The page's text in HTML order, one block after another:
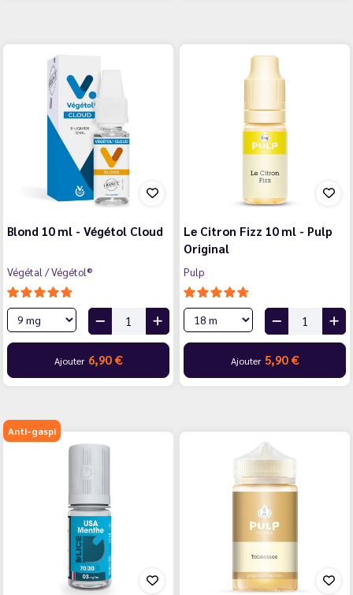
Blond 10 ml - Végétol Cloud
Végétal / Végétol®
Ajouter 6,90 €
Le Citron Fizz 10 ml - Pulp
Original
Pulp
Ajouter 5,90 €
Anti-gaspi